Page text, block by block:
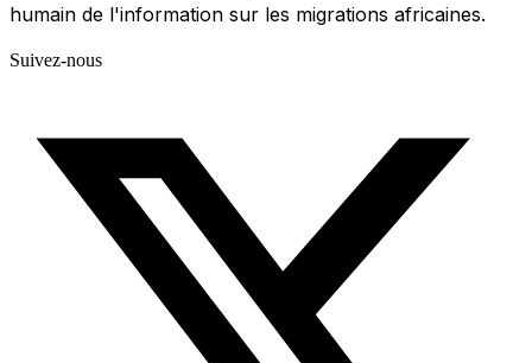
humain de l'information sur les migrations africaines.
Suivez-nous